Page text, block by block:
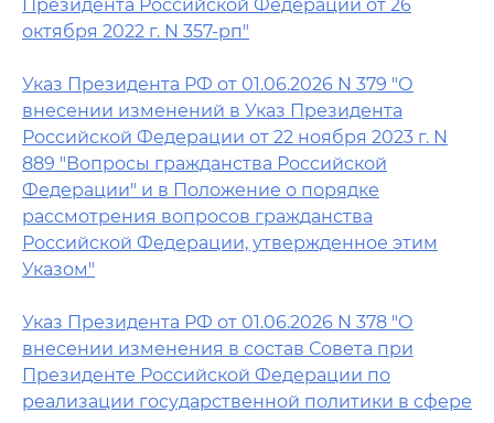
Президента Российской Федерации от 26
октября 2022 г. N 357-рп"
Указ Президента РФ от 01.06.2026 N 379 "О
внесении изменений в Указ Президента
Российской Федерации от 22 ноября 2023 г. N
889 "Вопросы гражданства Российской
Федерации" и в Положение о порядке
рассмотрения вопросов гражданства
Российской Федерации, утвержденное этим
Указом"
Указ Президента РФ от 01.06.2026 N 378 "О
внесении изменения в состав Совета при
Президенте Российской Федерации по
реализации государственной политики в сфере